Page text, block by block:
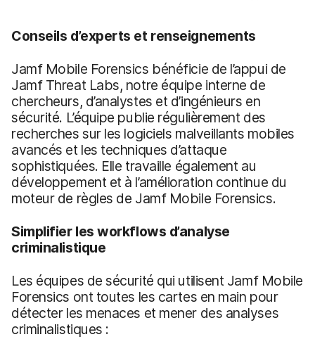
Conseils d’experts et renseignements
Jamf Mobile Forensics bénéficie de l’appui de
Jamf Threat Labs, notre équipe interne de
chercheurs, d’analystes et d’ingénieurs en
sécurité. L’équipe publie régulièrement des
recherches sur les logiciels malveillants mobiles
avancés et les techniques d’attaque
sophistiquées. Elle travaille également au
développement et à l’amélioration continue du
moteur de règles de Jamf Mobile Forensics.
Simplifier les workflows d’analyse
criminalistique
Les équipes de sécurité qui utilisent Jamf Mobile
Forensics ont toutes les cartes en main pour
détecter les menaces et mener des analyses
criminalistiques :